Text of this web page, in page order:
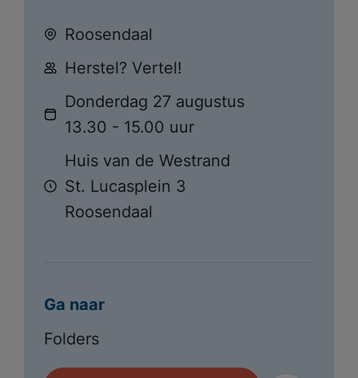
Meest gezocht:
Ik zoek hulp
Roosendaal
Herstel? Vertel!
Donderdag 27 augustus
13.30 - 15.00 uur
Huis van de Westrand
St. Lucasplein 3
Roosendaal
Ga naar
Folders